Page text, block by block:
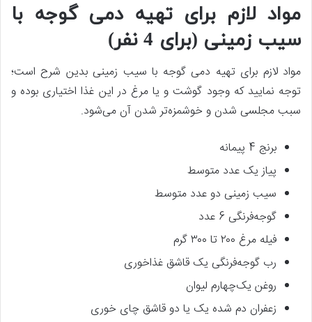
مواد لازم برای تهیه دمی گوجه با
سیب زمینی (برای 4 نفر)
مواد لازم برای تهیه دمی گوجه با سیب زمینی بدین شرح است؛
توجه نمایید که وجود گوشت و یا مرغ در این غذا اختیاری بوده و
سبب مجلسی شدن و خوشمزه‌تر شدن آن می‌شود.
برنج 4 پیمانه
پیاز یک عدد متوسط
سیب زمینی دو عدد متوسط
گوجه‌فرنگی 6 عدد
فیله مرغ ۲۰۰ تا ۳۰۰ گرم
رب گوجه‌فرنگی یک قاشق غذاخوری
روغن یک‌چهارم لیوان
زعفران دم شده یک یا دو قاشق چای خوری